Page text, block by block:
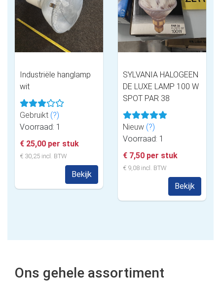
Industriële hanglamp
wit
Gebruikt (?)
Voorraad: 1
€ 25,00 per stuk
€ 30,25 incl. BTW
Bekijk
SYLVANIA HALOGEEN
DE LUXE LAMP 100 W
SPOT PAR 38
Nieuw (?)
Voorraad: 1
€ 7,50 per stuk
€ 9,08 incl. BTW
Bekijk
Ons gehele assortiment